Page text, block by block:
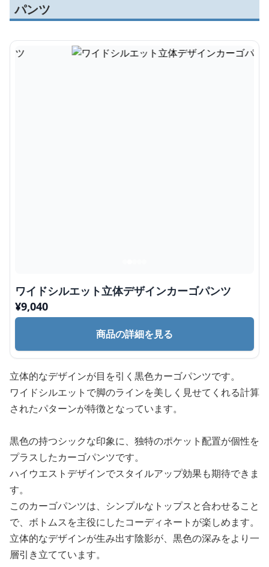
パンツ
ワイドシルエット立体デザインカーゴパンツ
¥9,040
商品の詳細を見る
立体的なデザインが目を引く黒色カーゴパンツです。
ワイドシルエットで脚のラインを美しく見せてくれる計算
されたパターンが特徴となっています。
黒色の持つシックな印象に、独特のポケット配置が個性を
プラスしたカーゴパンツです。
ハイウエストデザインでスタイルアップ効果も期待できま
す。
このカーゴパンツは、シンプルなトップスと合わせること
で、ボトムスを主役にしたコーディネートが楽しめます。
立体的なデザインが生み出す陰影が、黒色の深みをより一
層引き立てています。